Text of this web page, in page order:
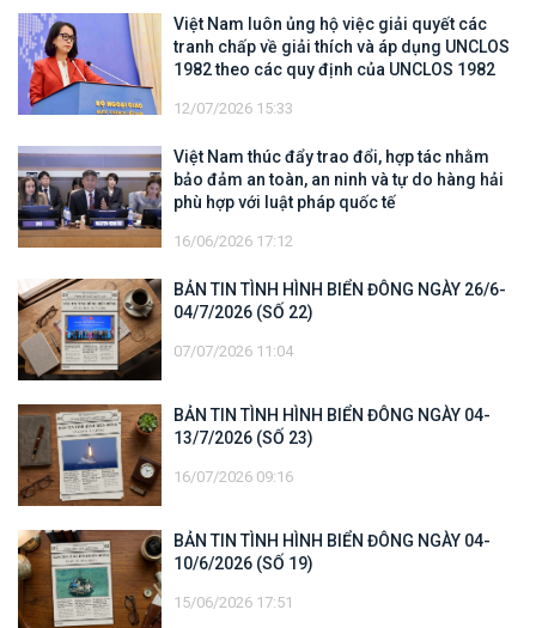
Việt Nam luôn ủng hộ việc giải quyết các
tranh chấp về giải thích và áp dụng UNCLOS
1982 theo các quy định của UNCLOS 1982
12/07/2026 15:33
Việt Nam thúc đẩy trao đổi, hợp tác nhằm
bảo đảm an toàn, an ninh và tự do hàng hải
phù hợp với luật pháp quốc tế
16/06/2026 17:12
BẢN TIN TÌNH HÌNH BIỂN ĐÔNG NGÀY 26/6-
04/7/2026 (SỐ 22)
07/07/2026 11:04
BẢN TIN TÌNH HÌNH BIỂN ĐÔNG NGÀY 04-
13/7/2026 (SỐ 23)
16/07/2026 09:16
BẢN TIN TÌNH HÌNH BIỂN ĐÔNG NGÀY 04-
10/6/2026 (SỐ 19)
15/06/2026 17:51